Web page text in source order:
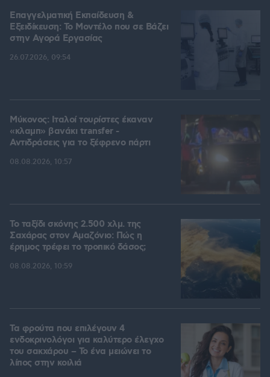
Επαγγελματική Εκπαίδευση &
Εξειδίκευση: Το Mοντέλο που σε Bάζει
στην Aγορά Eργασίας
26.07.2026, 09:54
Μύκονος: Ιταλοί τουρίστες έκαναν
«κλαμπ» βανάκι transfer -
Αντιδράσεις για το ξέφρενο πάρτι
08.08.2026, 10:57
Το ταξίδι σκόνης 2.500 χλμ. της
Σαχάρας στον Αμαζόνιο: Πώς η
έρημος τρέφει το τροπικό δάσος;
08.08.2026, 10:59
Τα φρούτα που επιλέγουν 4
ενδοκρινολόγοι για καλύτερο έλεγχο
του σακχάρου – Το ένα μειώνει το
λίπος στην κοιλιά